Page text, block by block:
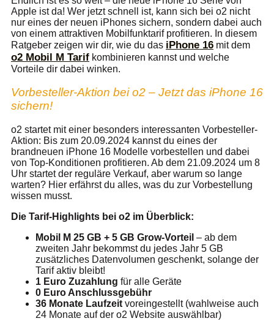
Apple ist da! Wer jetzt schnell ist, kann sich bei o2 nicht
nur eines der neuen iPhones sichern, sondern dabei auch
von einem attraktiven Mobilfunktarif profitieren. In diesem
Ratgeber zeigen wir dir, wie du das iPhone 16 mit dem
o2 Mobil M Tarif kombinieren kannst und welche
Vorteile dir dabei winken.
Vorbesteller-Aktion bei o2 – Jetzt das iPhone 16
sichern!
o2 startet mit einer besonders interessanten Vorbesteller-
Aktion: Bis zum 20.09.2024 kannst du eines der
brandneuen iPhone 16 Modelle vorbestellen und dabei
von Top-Konditionen profitieren. Ab dem 21.09.2024 um 8
Uhr startet der reguläre Verkauf, aber warum so lange
warten? Hier erfährst du alles, was du zur Vorbestellung
wissen musst.
Die Tarif-Highlights bei o2 im Überblick:
Mobil M 25 GB + 5 GB Grow-Vorteil – ab dem
zweiten Jahr bekommst du jedes Jahr 5 GB
zusätzliches Datenvolumen geschenkt, solange der
Tarif aktiv bleibt!
1 Euro Zuzahlung für alle Geräte
0 Euro Anschlussgebühr
36 Monate Laufzeit voreingestellt (wahlweise auch
24 Monate auf der o2 Website auswählbar)